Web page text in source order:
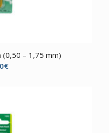
(0,50 – 1,75 mm)
€